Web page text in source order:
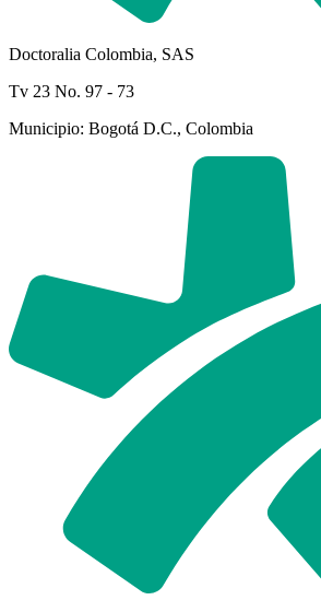
Doctoralia Colombia, SAS
Tv 23 No. 97 - 73
Municipio: Bogotá D.C., Colombia